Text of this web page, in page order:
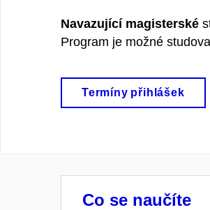
Navazující magisterské
Program je možné
Termíny přihlášek
Co se naučíte